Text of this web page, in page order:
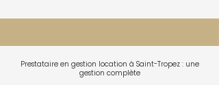
Prestataire en gestion location à Saint-Tropez : une
gestion complète